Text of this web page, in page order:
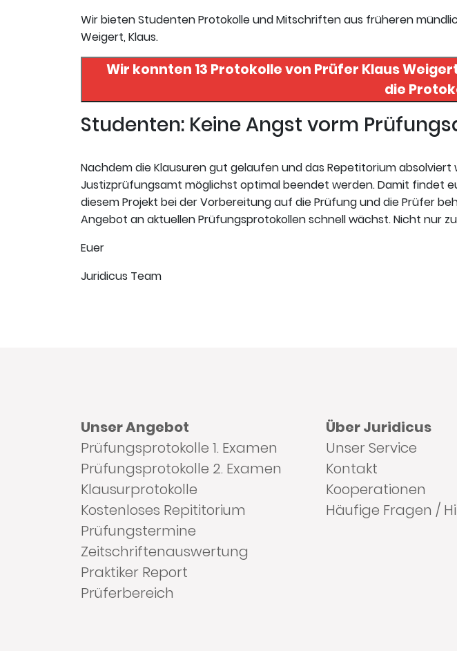
Wir bieten Studenten Protokolle und Mitschriften aus früheren
Weigert, Klaus.
Wir konnten 13 Protokolle von Prüfer Klaus
die
Studenten: Keine Angst vorm
Nachdem die Klausuren gut gelaufen und das Repetitorium
Justizprüfungsamt möglichst optimal beendet werden. Damit findet
diesem Projekt bei der Vorbereitung auf die Prüfung und die Prüfer
Angebot an aktuellen Prüfungsprotokollen schnell wächst. Nicht nur
Euer
Juridicus Team
Unser Angebot
Prüfungsprotokolle 1. Examen
Prüfungsprotokolle 2. Examen
Klausurprotokolle
Kostenloses Repititorium
Prüfungstermine
Zeitschriftenauswertung
Praktiker Report
Prüferbereich
Über Juridicus
Unser Service
Kontakt
Kooperationen
Häufige Fragen /